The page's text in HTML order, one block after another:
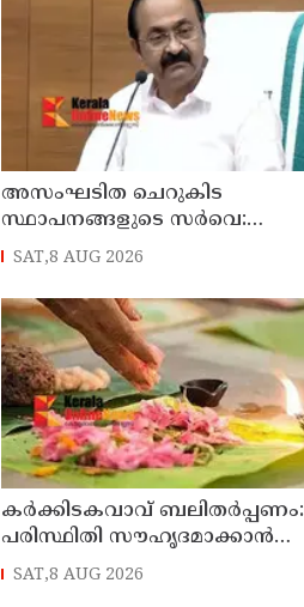
അസംഘടിത ചെറുകിട
സ്ഥാപനങ്ങളുടെ സർവെ:
കൃത്യമായ വിവരങ്ങൾ
നൽകണമെന്ന് മുഖ്യമന്ത്രി വി
ഡി സതീശൻ
SAT,8 AUG 2026
കർക്കിടകവാവ് ബലിതർപ്പണം:
പരിസ്ഥിതി സൗഹൃദമാക്കാൻ
കർശന നിർദ്ദേശവുമായി
SAT,8 AUG 2026